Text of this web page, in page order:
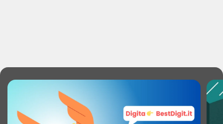
Tecnologia True Tone: Sì